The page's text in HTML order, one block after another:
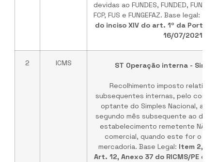
devidas ao FUNDES, FUNDED,
FCP, FUS e FUNGEFAZ. Base legal:
do inciso XIV do art. 1º da Portaria
16/07/2021
2 ICMS ST Operação interna -
Recolhimento imposto relativo
subsequentes internas, pelo
optante do Simples Nacional, até
segundo mês subsequente ao da
estabelecimento remetente NÃO
comercial, quando este for o
mercadoria. Base Legal: Item 2,
Art. 12, Anexo 37 do RICMS/PE e